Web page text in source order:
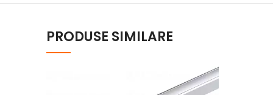
PRODUSE SIMILARE